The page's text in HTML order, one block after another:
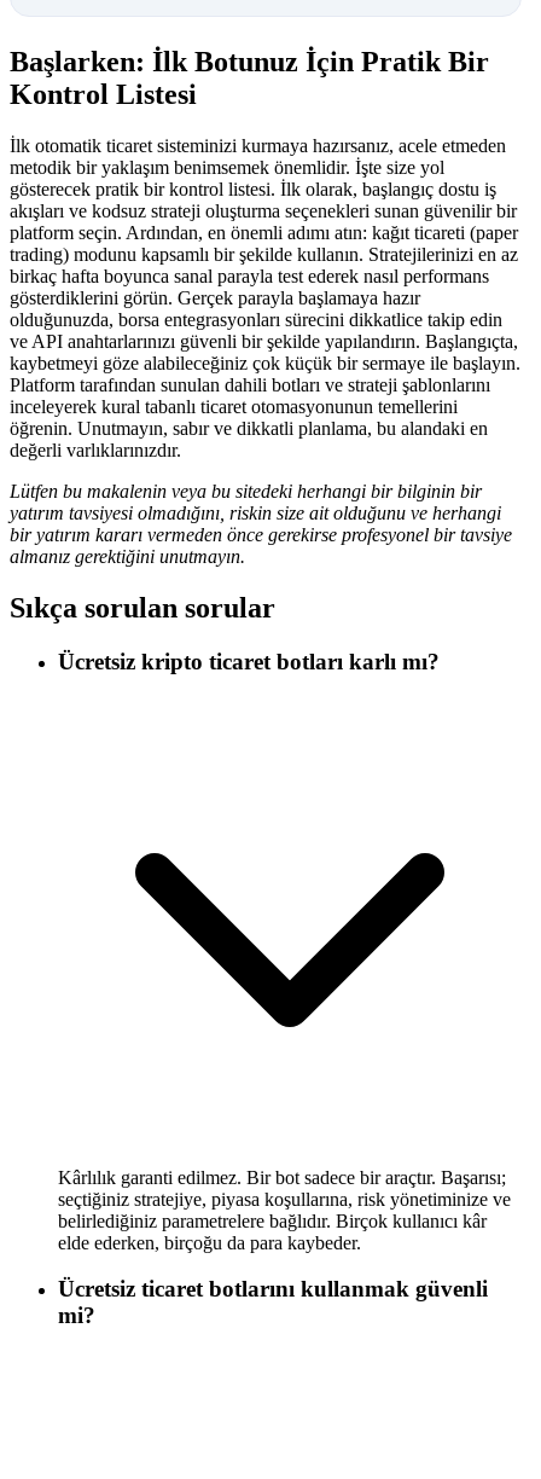
Başlarken: İlk Botunuz İçin Pratik Bir
Kontrol Listesi
İlk otomatik ticaret sisteminizi kurmaya hazırsanız, acele etmeden
metodik bir yaklaşım benimsemek önemlidir. İşte size yol
gösterecek pratik bir kontrol listesi. İlk olarak, başlangıç dostu iş
akışları ve kodsuz strateji oluşturma seçenekleri sunan güvenilir bir
platform seçin. Ardından, en önemli adımı atın: kağıt ticareti (paper
trading) modunu kapsamlı bir şekilde kullanın. Stratejilerinizi en az
birkaç hafta boyunca sanal parayla test ederek nasıl performans
gösterdiklerini görün. Gerçek parayla başlamaya hazır
olduğunuzda, borsa entegrasyonları sürecini dikkatlice takip edin
ve API anahtarlarınızı güvenli bir şekilde yapılandırın. Başlangıçta,
kaybetmeyi göze alabileceğiniz çok küçük bir sermaye ile başlayın.
Platform tarafından sunulan dahili botları ve strateji şablonlarını
inceleyerek kural tabanlı ticaret otomasyonunun temellerini
öğrenin. Unutmayın, sabır ve dikkatli planlama, bu alandaki en
değerli varlıklarınızdır.
Lütfen bu makalenin veya bu sitedeki herhangi bir bilginin bir
yatırım tavsiyesi olmadığını, riskin size ait olduğunu ve herhangi
bir yatırım kararı vermeden önce gerekirse profesyonel bir tavsiye
almanız gerektiğini unutmayın.
Sıkça sorulan sorular
Ücretsiz kripto ticaret botları karlı mı?
Kârlılık garanti edilmez. Bir bot sadece bir araçtır. Başarısı;
seçtiğiniz stratejiye, piyasa koşullarına, risk yönetiminize ve
belirlediğiniz parametrelere bağlıdır. Birçok kullanıcı kâr
elde ederken, birçoğu da para kaybeder.
Ücretsiz ticaret botlarını kullanmak güvenli
mi?